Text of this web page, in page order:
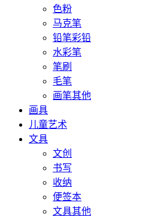
色粉
马克笔
铅笔彩铅
水彩笔
笔刷
毛笔
画笔其他
画具
儿童艺术
文具
文创
书写
收纳
便签本
文具其他